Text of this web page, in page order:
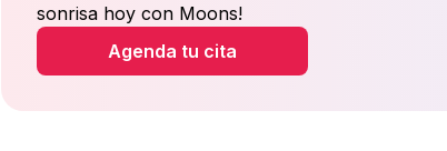
sonrisa hoy con Moons!
Agenda tu cita